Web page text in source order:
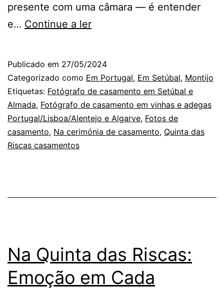
presente com uma câmara — é entender
e… Continue a lerQuinta
a
sorte
do
fotógrafo,
Publicado em 27/05/2024
Categorizado como Em Portugal, Em Setúbal, Montijo
Etiquetas: Fotógrafo de casamento em Setúbal e
Almada, Fotógrafo de casamento em vinhas e adegas
Portugal/Lisboa/Alentejo e Algarve, Fotos de
casamento, Na cerimónia de casamento, Quinta das
Riscas casamentos
Na Quinta das Riscas:
Emoção em Cada